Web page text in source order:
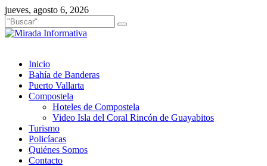
Saltar
al
contenido
jueves, agosto 6, 2026
Inicio
Bahía de Banderas
Puerto Vallarta
Compostela
Hoteles de Compostela
Video Isla del Coral Rincón de Guayabitos
Turismo
Policíacas
Quiénes Somos
Contacto